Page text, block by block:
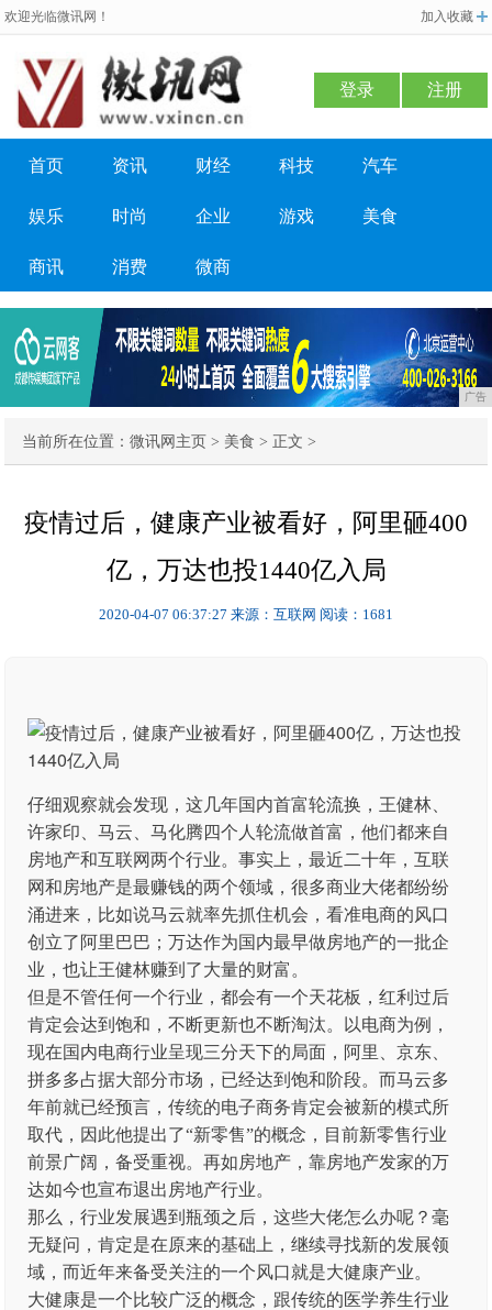
欢迎光临微讯网！ 加入收藏
登录 注册
首页 资讯 财经 科技 汽车
娱乐 时尚 企业 游戏 美食
商讯 消费 微商
广告
当前所在位置：微讯网主页 > 美食 > 正文 >
疫情过后，健康产业被看好，阿里砸400
亿，万达也投1440亿入局
2020-04-07 06:37:27 来源：互联网 阅读：1681
仔细观察就会发现，这几年国内首富轮流换，王健林、
许家印、马云、马化腾四个人轮流做首富，他们都来自
房地产和互联网两个行业。事实上，最近二十年，互联
网和房地产是最赚钱的两个领域，很多商业大佬都纷纷
涌进来，比如说马云就率先抓住机会，看准电商的风口
创立了阿里巴巴；万达作为国内最早做房地产的一批企
业，也让王健林赚到了大量的财富。
但是不管任何一个行业，都会有一个天花板，红利过后
肯定会达到饱和，不断更新也不断淘汰。以电商为例，
现在国内电商行业呈现三分天下的局面，阿里、京东、
拼多多占据大部分市场，已经达到饱和阶段。而马云多
年前就已经预言，传统的电子商务肯定会被新的模式所
取代，因此他提出了“新零售”的概念，目前新零售行业
前景广阔，备受重视。再如房地产，靠房地产发家的万
达如今也宣布退出房地产行业。
那么，行业发展遇到瓶颈之后，这些大佬怎么办呢？毫
无疑问，肯定是在原来的基础上，继续寻找新的发展领
域，而近年来备受关注的一个风口就是大健康产业。
大健康是一个比较广泛的概念，跟传统的医学养生行业